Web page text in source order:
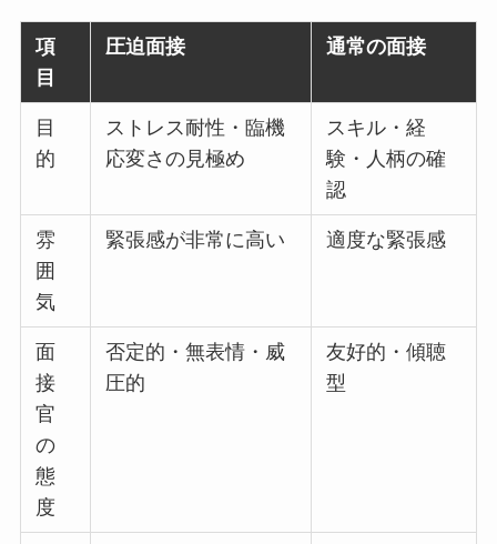
項
目
圧迫面接 通常の面接
目
的
ストレス耐性・臨機
応変さの見極め
スキル・経
験・人柄の確
認
雰
囲
気
緊張感が非常に高い 適度な緊張感
面
接
官
の
態
度
否定的・無表情・威
圧的
友好的・傾聴
型